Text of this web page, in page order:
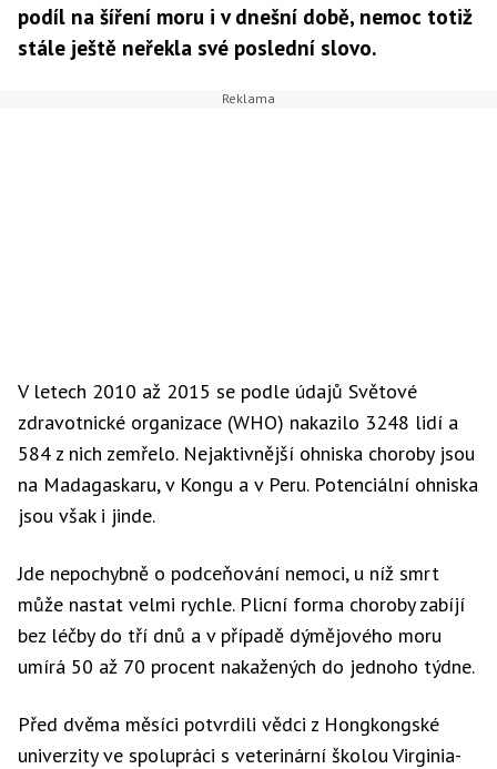
podíl na šíření moru i v dnešní době, nemoc totiž
stále ještě neřekla své poslední slovo.
V letech 2010 až 2015 se podle údajů Světové
zdravotnické organizace (WHO) nakazilo 3248 lidí a
584 z nich zemřelo. Nejaktivnější ohniska choroby jsou
na Madagaskaru, v Kongu a v Peru. Potenciální ohniska
jsou však i jinde.
Jde nepochybně o podceňování nemoci, u níž smrt
může nastat velmi rychle. Plicní forma choroby zabíjí
bez léčby do tří dnů a v případě dýmějového moru
umírá 50 až 70 procent nakažených do jednoho týdne.
Před dvěma měsíci potvrdili vědci z Hongkongské
univerzity ve spolupráci s veterinární školou Virginia-